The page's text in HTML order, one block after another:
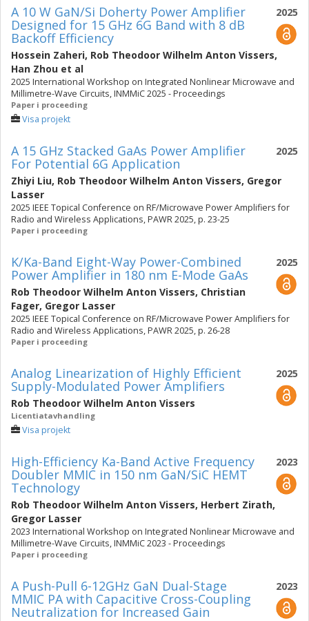
2025
A 10 W GaN/Si Doherty Power Amplifier
Designed for 15 GHz 6G Band with 8 dB
Backoff Efficiency
Hossein Zaheri, Rob Theodoor Wilhelm Anton Vissers,
Han Zhou et al
2025 International Workshop on Integrated Nonlinear Microwave and
Millimetre-Wave Circuits, INMMiC 2025 - Proceedings
Paper i proceeding
Visa projekt
2025
A 15 GHz Stacked GaAs Power Amplifier
For Potential 6G Application
Zhiyi Liu, Rob Theodoor Wilhelm Anton Vissers, Gregor
Lasser
2025 IEEE Topical Conference on RF/Microwave Power Amplifiers for
Radio and Wireless Applications, PAWR 2025, p. 23-25
Paper i proceeding
2025
K/Ka-Band Eight-Way Power-Combined
Power Amplifier in 180 nm E-Mode GaAs
Rob Theodoor Wilhelm Anton Vissers, Christian
Fager, Gregor Lasser
2025 IEEE Topical Conference on RF/Microwave Power Amplifiers for
Radio and Wireless Applications, PAWR 2025, p. 26-28
Paper i proceeding
2025
Analog Linearization of Highly Efficient
Supply-Modulated Power Amplifiers
Rob Theodoor Wilhelm Anton Vissers
Licentiatavhandling
Visa projekt
2023
High-Efficiency Ka-Band Active Frequency
Doubler MMIC in 150 nm GaN/SiC HEMT
Technology
Rob Theodoor Wilhelm Anton Vissers, Herbert Zirath,
Gregor Lasser
2023 International Workshop on Integrated Nonlinear Microwave and
Millimetre-Wave Circuits, INMMiC 2023 - Proceedings
Paper i proceeding
2023
A Push-Pull 6-12GHz GaN Dual-Stage
MMIC PA with Capacitive Cross-Coupling
Neutralization for Increased Gain